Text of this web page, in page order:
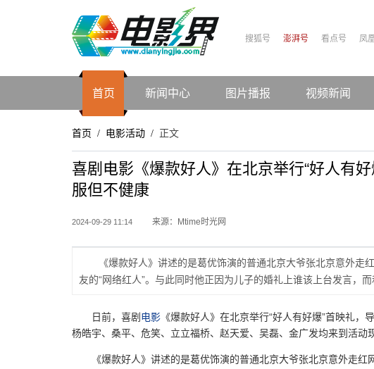
搜狐号 澎湃号 看点号 凤
首页 新闻中心 图片播报 视频新闻
首页 / 电影活动 / 正文
喜剧电影《爆款好人》在北京举行“好人有
服但不健康
2024-09-29 11:14 来源：Mtime时光网
《爆款好人》讲述的是葛优饰演的普通北京大爷张北京意外
友的“网络红人”。与此同时他正因为儿子的婚礼上谁该上台发言，
日前，喜剧 电影 《爆款好人》在北京举行“好人有好爆”首映礼
杨皓宇、桑平、危笑、立立福桥、赵天爱、吴磊、金广发均来到活动
《爆款好人》讲述的是葛优饰演的普通北京大爷张北京意外走